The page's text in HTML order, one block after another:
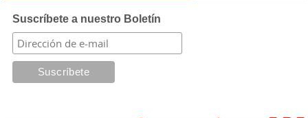
Suscríbete a nuestro Boletín